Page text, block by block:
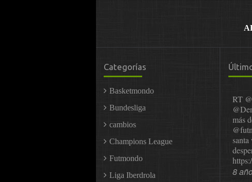
Categorías
Basketmondo
Bundesliga
cambios
Champions League
Futmondo
Liga Iberdrola
RT
más
8